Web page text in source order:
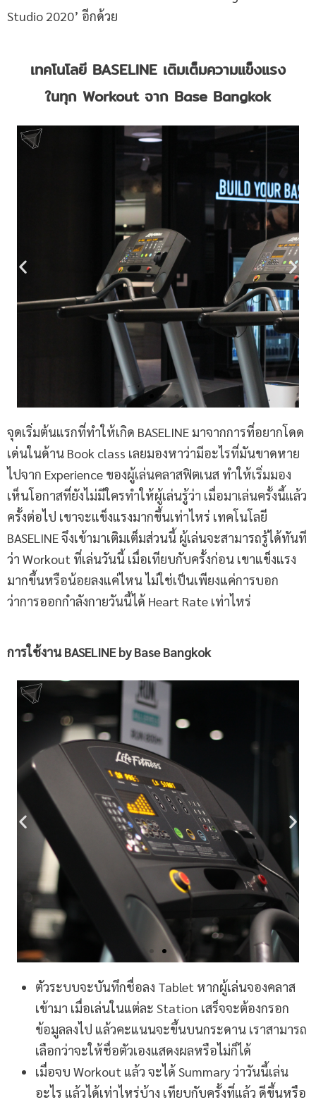
Studio 2020’ อีกด้วย
เทคโนโลยี BASELINE เติมเต็มความแข็งแรง
ในทุก Workout จาก Base Bangkok
จุดเริ่มต้นแรกที่ทำให้เกิด BASELINE มาจากการที่อยากโดด
เด่นในด้าน Book class เลยมองหาว่ามีอะไรที่มันขาดหาย
ไปจาก Experience ของผู้เล่นคลาสฟิตเนส ทำให้เริ่มมอง
เห็นโอกาสที่ยังไม่มีใครทำให้ผู้เล่นรู้ว่า เมื่อมาเล่นครั้งนี้แล้ว
ครั้งต่อไป เขาจะแข็งแรงมากขึ้นเท่าไหร่ เทคโนโลยี
BASELINE จึงเข้ามาเติมเต็มส่วนนี้ ผู้เล่นจะสามารถรู้ได้ทันที
ว่า Workout ที่เล่นวันนี้ เมื่อเทียบกับครั้งก่อน เขาแข็งแรง
มากขึ้นหรือน้อยลงแค่ไหน ไม่ใช่เป็นเพียงแค่การบอก
ว่าการออกกำลังกายวันนี้ได้ Heart Rate เท่าไหร่
การใช้งานBASELINE by Base Bangkok
ตัวระบบจะบันทึกชื่อลง Tablet หากผู้เล่นจองคลาส
เข้ามา เมื่อเล่นในแต่ละ Station เสร็จจะต้องกรอก
ข้อมูลลงไป แล้วคะแนนจะขึ้นบนกระดาน เราสามารถ
เลือกว่าจะให้ชื่อตัวเองแสดงผลหรือไม่ก็ได้
เมื่อจบ Workout แล้ว จะได้ Summary ว่าวันนี้เล่น
อะไร แล้วได้เท่าไหร่บ้าง เทียบกับครั้งที่แล้ว ดีขึ้นหรือ